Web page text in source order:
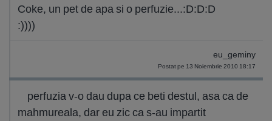
Coke, un pet de apa si o perfuzie...:D:D:D
:))))
eu_geminy
Postat pe 13 Noiembrie 2010 18:17
perfuzia v-o dau dupa ce beti destul, asa ca de
mahmureala, dar eu zic ca s-au impartit